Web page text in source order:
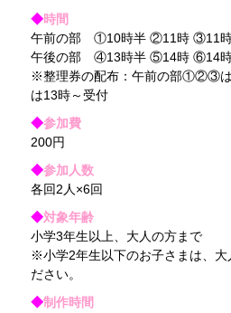
◆時間
午前の部 ①10時半 ②11時 ③11
午後の部 ④13時半 ⑤14時 ⑥14
※整理券の配布：午前の部①②③
は13時～受付
◆参加費
200円
◆参加人数
各回2人×6回
◆対象年齢
小学3年生以上、大人の方まで
※小学2年生以下のお子さまは、大
ださい。
◆制作時間